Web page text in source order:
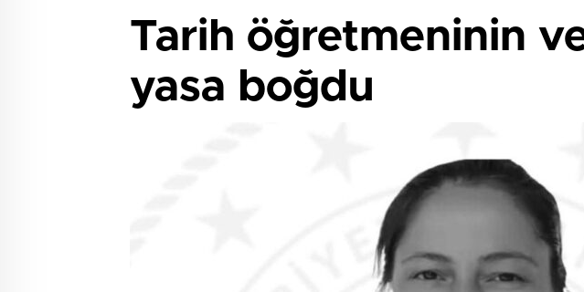
Tarih öğretmeninin
yasa boğdu